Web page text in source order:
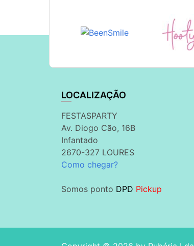
LOCALIZAÇÃO
FESTASPARTY
Av. Diogo Cão, 16B
Infantado
2670-327 LOURES
Como chegar?
Somos ponto DPD Pickup